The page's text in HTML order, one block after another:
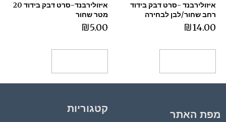
איזולירבנד -סרט דבק בידוד
רחב שחור/לבן לבחירה
₪14.00
איזולירבנד-סרט דבק בידוד 20
מטר שחור
₪5.00
מפת האתר קטגוריות